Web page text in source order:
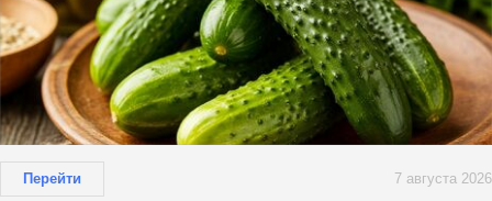
Перейти 7 августа 2026